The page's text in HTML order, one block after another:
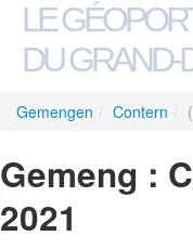
LE
DU GRAND-
Gemengen / Contern /
Gemeng :
2021